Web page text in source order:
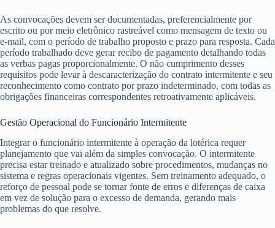
As convocações devem ser documentadas, preferencialmente por
escrito ou por meio eletrônico rastreável como mensagem de texto ou
e-mail, com o período de trabalho proposto e prazo para resposta. Cada
período trabalhado deve gerar recibo de pagamento detalhando todas
as verbas pagas proporcionalmente. O não cumprimento desses
requisitos pode levar à descaracterização do contrato intermitente e seu
reconhecimento como contrato por prazo indeterminado, com todas as
obrigações financeiras correspondentes retroativamente aplicáveis.
Gestão Operacional do Funcionário Intermitente
Integrar o funcionário intermitente à operação da lotérica requer
planejamento que vai além da simples convocação. O intermitente
precisa estar treinado e atualizado sobre procedimentos, mudanças no
sistema e regras operacionais vigentes. Sem treinamento adequado, o
reforço de pessoal pode se tornar fonte de erros e diferenças de caixa
em vez de solução para o excesso de demanda, gerando mais
problemas do que resolve.